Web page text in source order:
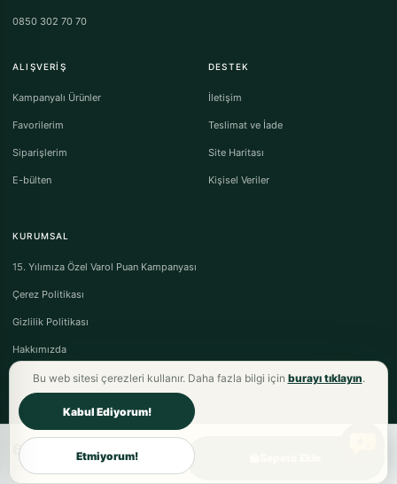
608,70TL
%21 fiyat avantajı
0850 302 70 70
ALIŞVERIŞ
Kampanyalı Ürünler
Favorilerim
Siparişlerim
E-bülten
DESTEK
İletişim
Teslimat ve İade
Site Haritası
Kişisel Veriler
KURUMSAL
15. Yılımıza Özel Varol Puan Kampanyası
Çerez Politikası
Gizlilik Politikası
Hakkımızda
Varol Tekstil Ev Tekstili © 2026 - Tüm Hakları Saklıdır.
Mesafeli Satış Sözleşmesi·Ön Bilgilendirme Formu
Bu web sitesi çerezleri kullanır. Daha fazla bilgi için burayı tıklayın.
Kabul Ediyorum!
Etmiyorum!